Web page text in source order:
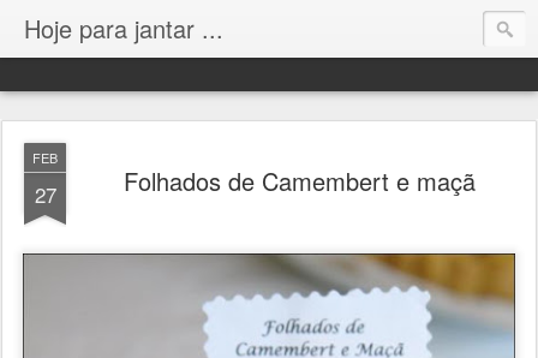
Hoje para jantar ...
FEB
27 Folhados de Camembert e maçã